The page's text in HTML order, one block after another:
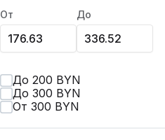
От До
До 200 BYN
До 300 BYN
От 300 BYN